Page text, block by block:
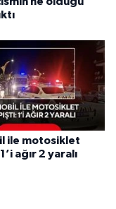
ile motosiklet
ağır 2 yaralı